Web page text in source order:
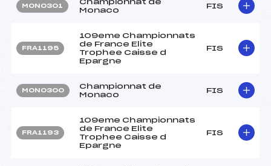
MON0301
Championnat de
Monaco
FIS
FRA1195
109eme Championnats
de France Elite
Trophee Caisse d
Epargne
FIS
MON0300
Championnat de
Monaco
FIS
FRA1193
109eme Championnats
de France Elite
Trophee Caisse d
Epargne
FIS